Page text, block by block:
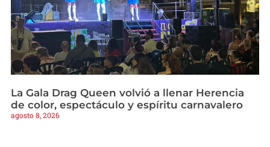
La Gala Drag Queen volvió a llenar Herencia
de color, espectáculo y espíritu carnavalero
agosto 8, 2026